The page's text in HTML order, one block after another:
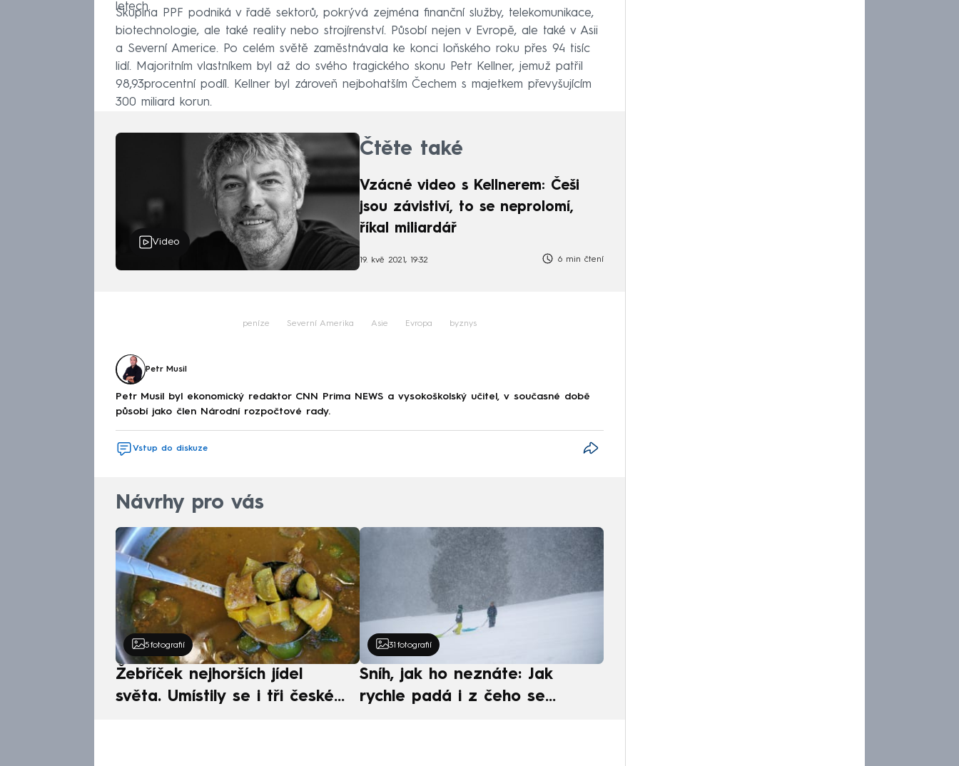
letech.
Skupina PPF podniká v řadě sektorů, pokrývá zejména finanční služby, telekomunikace,
biotechnologie, ale také reality nebo strojírenství. Působí nejen v Evropě, ale také v Asii
a Severní Americe. Po celém světě zaměstnávala ke konci loňského roku přes 94 tisíc
lidí. Majoritním vlastníkem byl až do svého tragického skonu Petr Kellner, jemuž patřil
98,93procentní podíl. Kellner byl zároveň nejbohatším Čechem s majetkem převyšujícím
300 miliard korun.
Video
Čtěte také
Vzácné video s Kellnerem: Češi
jsou závistiví, to se neprolomí,
říkal miliardář
19. kvě 2021, 19:32 6 min čtení
peníze Severní Amerika Asie Evropa byznys
Petr Musil
Petr Musil byl ekonomický redaktor CNN Prima NEWS a vysokoškolský učitel, v současné době
působí jako člen Národní rozpočtové rady.
Vstup do diskuze
Návrhy pro vás
5 fotografií
Žebříček nejhorších jídel
světa. Umístily se i tři české
31 fotografií
Sníh, jak ho neznáte: Jak
rychle padá i z čeho se